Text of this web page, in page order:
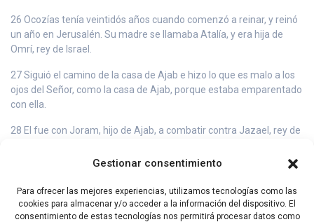
Gestionar consentimiento
Para ofrecer las mejores experiencias, utilizamos tecnologías como las
cookies para almacenar y/o acceder a la información del dispositivo. El
consentimiento de estas tecnologías nos permitirá procesar datos como
26 Ocozías tenía veintidós años cuando comenzó a reinar, y reinó
un año en Jerusalén. Su madre se llamaba Atalía, y era hija de
Omrí, rey de Israel.
27 Siguió el camino de la casa de Ajab e hizo lo que es malo a los
ojos del Señor, como la casa de Ajab, porque estaba emparentado
con ella.
28 El fue con Joram, hijo de Ajab, a combatir contra Jazael, rey de
29 El rey Joram volvió a Izreel, para hacerse curar de las heridas
que le habían infligido los arameos en Ramá, cuando combatía
contra Jazael, rey de Aram. Entonces Ocozías, hijo de Joram, rey
de Judá, bajó a Izreel para visitar a Joram, hijo de Ajab, que estaba